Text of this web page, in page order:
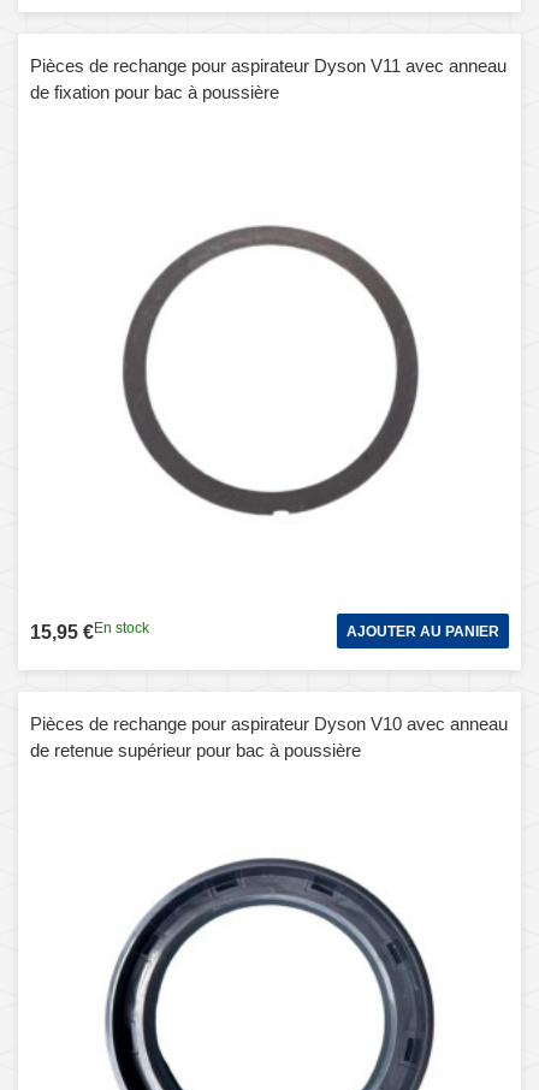
Pièces de rechange pour aspirateur Dyson V11 avec anneau
de fixation pour bac à poussière
15,95 €En stock AJOUTER AU PANIER
Pièces de rechange pour aspirateur Dyson V10 avec anneau
de retenue supérieur pour bac à poussière